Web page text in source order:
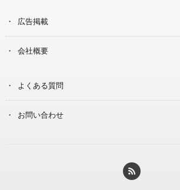
広告掲載
会社概要
よくある質問
お問い合わせ